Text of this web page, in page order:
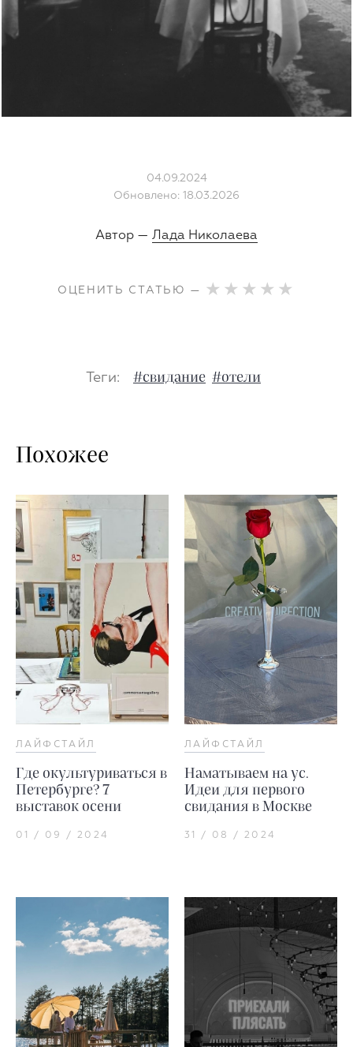
04.09.2024
Обновлено: 18.03.2026
Автор — Лада Николаева
ОЦЕНИТЬ СТАТЬЮ —
Теги: #свидание #отели
Похожее
ЛАЙФСТАЙЛ
Где окультуриваться в
Петербурге? 7
выставок осени
01 / 09 / 2024
ЛАЙФСТАЙЛ
Наматываем на ус.
Идеи для первого
свидания в Москве
31 / 08 / 2024